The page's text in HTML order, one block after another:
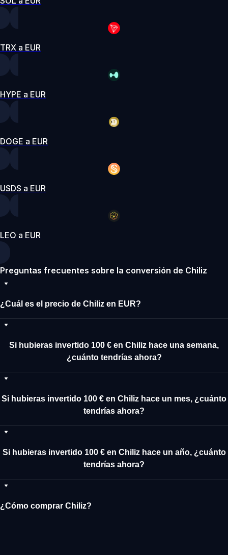
TRX a EUR
HYPE a EUR
DOGE a EUR
USDS a EUR
LEO a EUR
Preguntas frecuentes sobre la conversión de Chiliz
¿Cuál es el precio de Chiliz en EUR?
Si hubieras invertido 100 € en Chiliz hace una semana,
¿cuánto tendrías ahora?
Si hubieras invertido 100 € en Chiliz hace un mes, ¿cuánto
tendrías ahora?
Si hubieras invertido 100 € en Chiliz hace un año, ¿cuánto
tendrías ahora?
¿Cómo comprar Chiliz?